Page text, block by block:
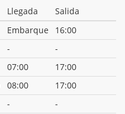
Llegada
Salida
Embarque
16:00
-
-
07:00
17:00
08:00
17:00
-
-